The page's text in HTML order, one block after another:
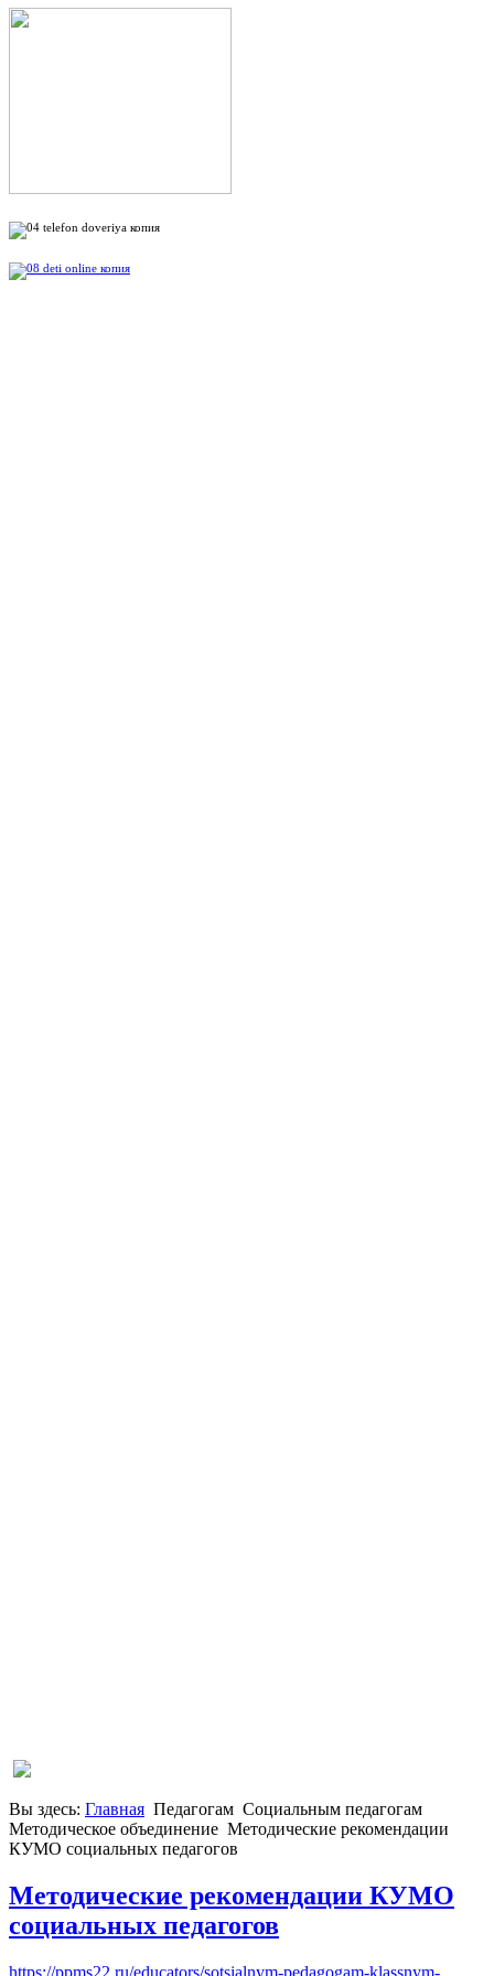
Вы здесь: Главная Педагогам Социальным педагогам
Методическое объединение Методические рекомендации
КУМО социальных педагогов
Методические рекомендации КУМО
социальных педагогов
https://ppms22.ru/educators/sotsialnym-pedagogam-klassnym-